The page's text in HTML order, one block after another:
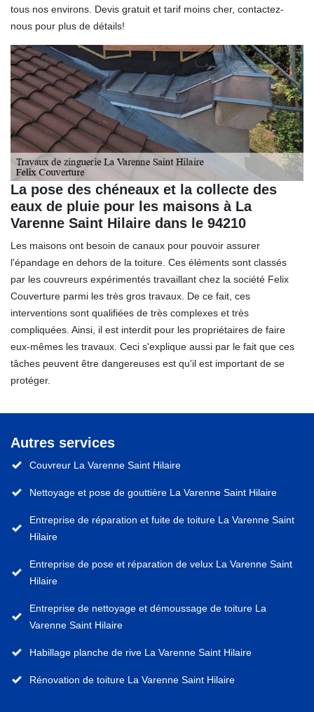
tous nos environs. Devis gratuit et tarif moins cher, contactez-
nous pour plus de détails!
La pose des chéneaux et la collecte des
eaux de pluie pour les maisons à La
Varenne Saint Hilaire dans le 94210
Les maisons ont besoin de canaux pour pouvoir assurer
l'épandage en dehors de la toiture. Ces éléments sont classés
par les couvreurs expérimentés travaillant chez la société Felix
Couverture parmi les très gros travaux. De ce fait, ces
interventions sont qualifiées de très complexes et très
compliquées. Ainsi, il est interdit pour les propriétaires de faire
eux-mêmes les travaux. Ceci s'explique aussi par le fait que ces
tâches peuvent être dangereuses est qu'il est important de se
protéger.
Autres services
Couvreur La Varenne Saint Hilaire
Nettoyage et pose de gouttière La Varenne Saint Hilaire
Entreprise de réparation et fuite de toiture La Varenne Saint
Hilaire
Entreprise de pose et réparation de velux La Varenne Saint
Hilaire
Entreprise de nettoyage et démoussage de toiture La
Varenne Saint Hilaire
Habillage planche de rive La Varenne Saint Hilaire
Rénovation de toiture La Varenne Saint Hilaire